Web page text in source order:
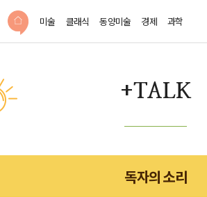
미술 클래식 동양미술 경제 과학
+TALK
독자의 소리